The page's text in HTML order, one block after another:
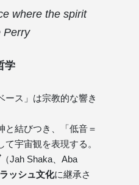
where the spirit
Perry
学
ース」は宗教的な響き
と結びつき、「低音＝
宇宙観を表現する。
（Jah Shaka、Aba
ッシュ文化に継承さ